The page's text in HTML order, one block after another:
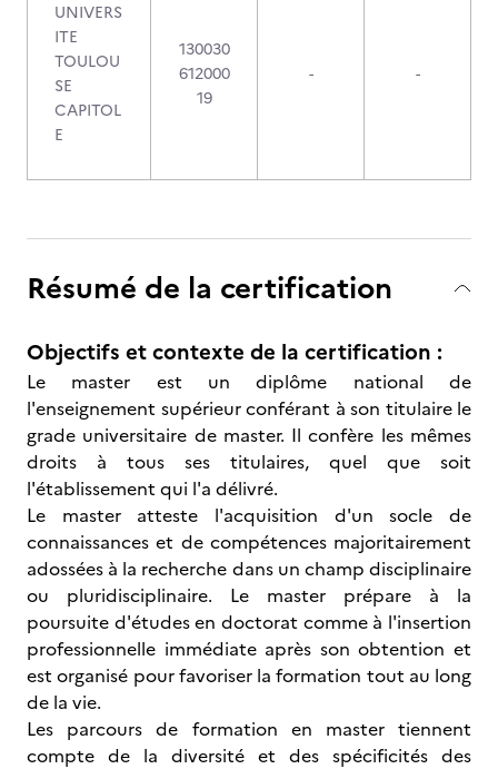
UNIVERS
ITE
TOULOU
SE
CAPITOL
E
130030
612000
19
- -
Résumé de la certification
Objectifs et contexte de la certification :
Le master est un diplôme national de
l'enseignement supérieur conférant à son titulaire le
grade universitaire de master. Il confère les mêmes
droits à tous ses titulaires, quel que soit
l'établissement qui l'a délivré.
Le master atteste l'acquisition d'un socle de
connaissances et de compétences majoritairement
adossées à la recherche dans un champ disciplinaire
ou pluridisciplinaire. Le master prépare à la
poursuite d'études en doctorat comme à l'insertion
professionnelle immédiate après son obtention et
est organisé pour favoriser la formation tout au long
de la vie.
Les parcours de formation en master tiennent
compte de la diversité et des spécificités des